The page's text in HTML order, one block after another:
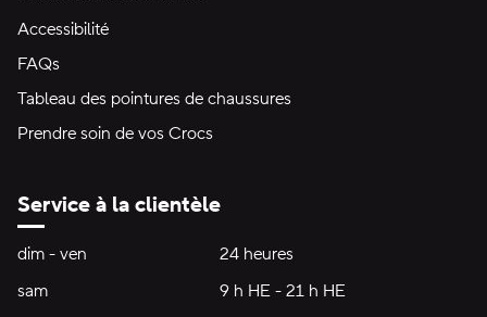
Accessibilité
FAQs
Tableau des pointures de chaussures
Prendre soin de vos Crocs
Service à la clientèle
Heures d'ouverture:
dim - ven dimanche à vendredi24 heures24 heures
sam
9 h HE - 21 h HE9 h HE - 21 h HE